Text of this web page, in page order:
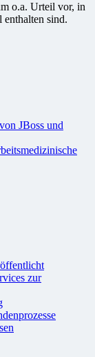
o.a. Urteil vor, in
sind.
JBoss und
zur